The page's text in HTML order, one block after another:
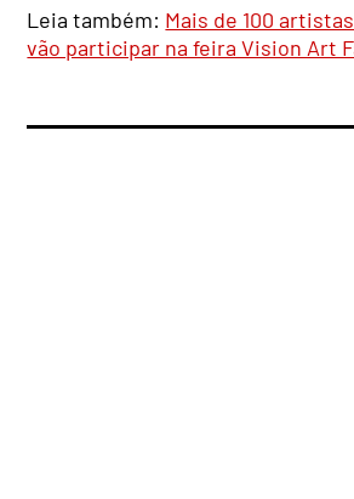
Leia também: Mais de 100
vão participar na feira Vision Art